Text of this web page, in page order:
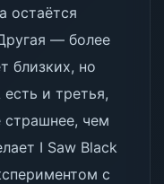
остаётся
— более
близких, но
и третья,
страшнее, чем
I Saw Black
с